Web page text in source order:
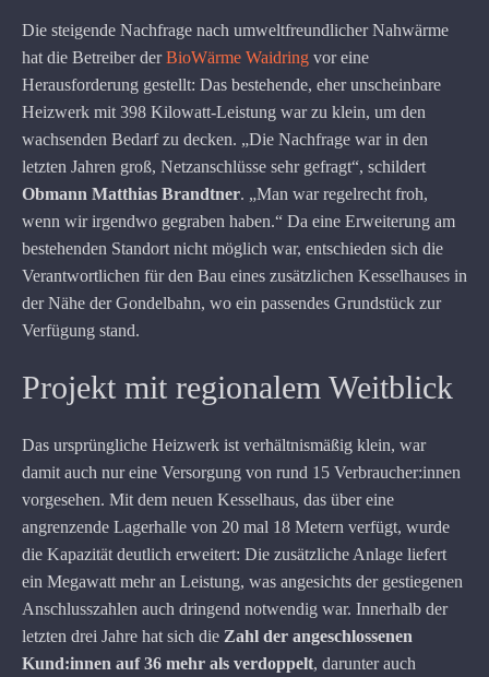
Die steigende Nachfrage nach umweltfreundlicher Nahwärme
hat die Betreiber derBioWärme Waidring vor eine
Herausforderung gestellt: Das bestehende, eher unscheinbare
Heizwerk mit 398 Kilowatt-Leistung war zu klein, um den
wachsenden Bedarf zu decken. „Die Nachfrage war in den
letzten Jahren groß, Netzanschlüsse sehr gefragt“, schildert
Obmann Matthias Brandtner. „Man war regelrecht froh,
wenn wir irgendwo gegraben haben.“ Da eine Erweiterung am
bestehenden Standort nicht möglich war, entschieden sich die
Verantwortlichen für den Bau eines zusätzlichen Kesselhauses in
der Nähe der Gondelbahn, wo ein passendes Grundstück zur
Verfügung stand.
Projekt mit regionalem Weitblick
Das ursprüngliche Heizwerk ist verhältnismäßig klein, war
damit auch nur eine Versorgung von rund 15 Verbraucher:innen
vorgesehen. Mit dem neuen Kesselhaus, das über eine
angrenzende Lagerhalle von 20 mal 18 Metern verfügt, wurde
die Kapazität deutlich erweitert: Die zusätzliche Anlage liefert
ein Megawatt mehr an Leistung, was angesichts der gestiegenen
Anschlusszahlen auch dringend notwendig war. Innerhalb der
letzten drei Jahre hat sich die Zahl der angeschlossenen
Kund:innen auf 36 mehr als verdoppelt, darunter auch